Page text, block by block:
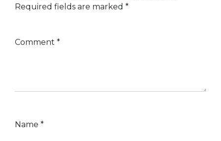
Required fields are marked *
Comment *
Name *